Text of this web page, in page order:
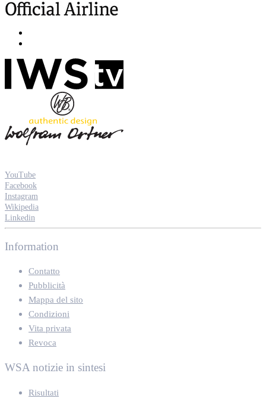
YouTube
Facebook
Instagram
Wikipedia
Linkedin
Information
Contatto
Pubblicità
Mappa del sito
Condizioni
Vita privata
Revoca
WSA notizie in sintesi
Risultati